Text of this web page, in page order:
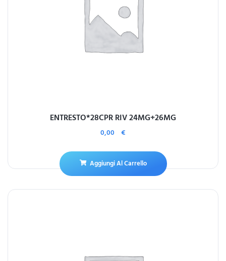
ENTRESTO*28CPR RIV 24MG+26MG
0,00 €
Aggiungi Al Carrello